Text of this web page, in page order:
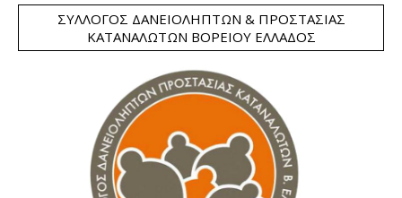
ΣΎΛΛΟΓΟΣ ΔΑΝΕΙΟΛΗΠΤΏΝ & ΠΡΟΣΤΑΣΊΑΣ
ΚΑΤΑΝΑΛΩΤΏΝ ΒΟΡΕΊΟΥ ΕΛΛΆΔΟΣ